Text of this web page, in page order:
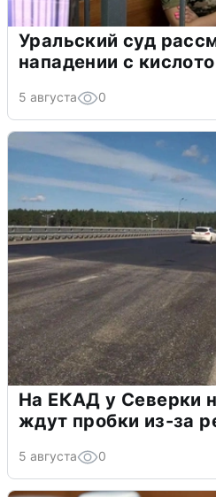
Уральский суд
нападении с
5 августа 0
На ЕКАД у Северки
ждут пробки из-за
5 августа 0